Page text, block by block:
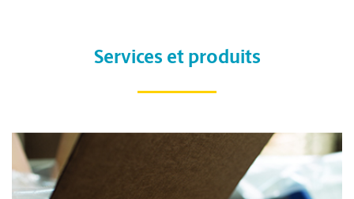
Services et produits